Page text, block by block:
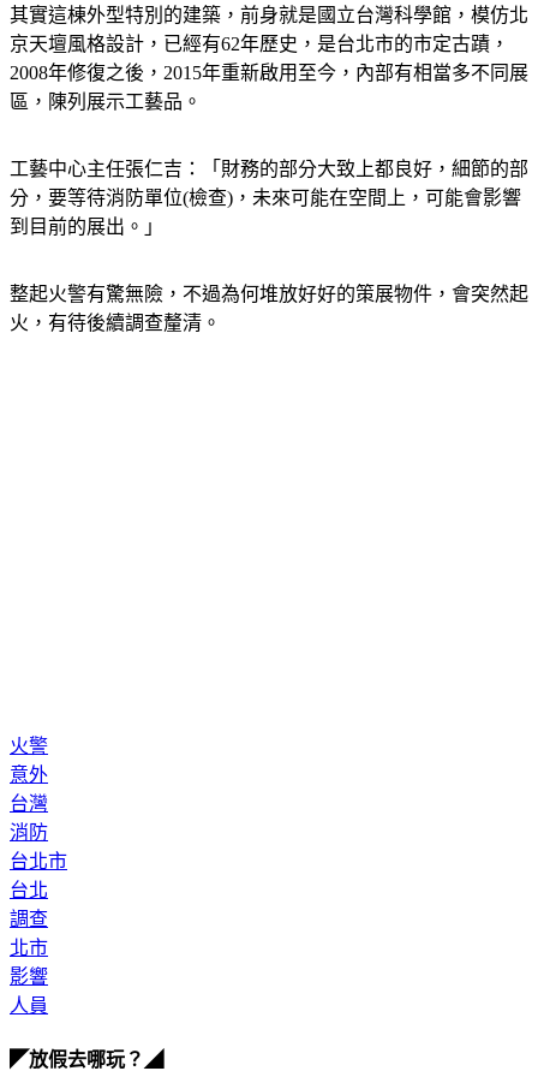
其實這棟外型特別的建築，前身就是國立台灣科學館，模仿北
京天壇風格設計，已經有62年歷史，是台北市的市定古蹟，
2008年修復之後，2015年重新啟用至今，內部有相當多不同展
區，陳列展示工藝品。
工藝中心主任張仁吉：「財務的部分大致上都良好，細節的部
分，要等待消防單位(檢查)，未來可能在空間上，可能會影響
到目前的展出。」
整起火警有驚無險，不過為何堆放好好的策展物件，會突然起
火，有待後續調查釐清。
火警
意外
台灣
消防
台北市
台北
調查
北市
影響
人員
◤放假去哪玩？◢